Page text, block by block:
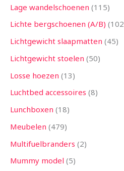
Lage wandelschoenen 115
Lichte bergschoenen (A/B) 102
Lichtgewicht slaapmatten 45
Lichtgewicht stoelen 50
Losse hoezen 13
Luchtbed accessoires 8
Lunchboxen 18
Meubelen 479
Multifuelbranders 2
Mummy model 5